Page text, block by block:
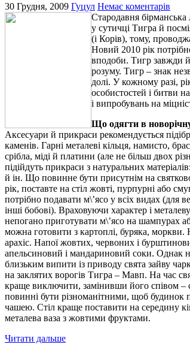
30 Грудня, 2009 Гуцул Немає коментарів
Стародавня
у сутичці Тигра й
(і Корів), тому,
Новий 2010 рік
вподоби. Тигр завжди
розуму. Тигр – знак
долі. У кожному разі,
особистостей і битви
і випробувань на
Що одягти в
Аксесуари й прикраси рекомендується
каменів. Гарні металеві кільця, намисто,
срібла, міді й платини (але не більш двох
підійдуть прикраси з натуральних
й ін. Що повинне бути присутнім на
рік, поставте на стіл жовті, пурпурні або
потрібно подавати м\’ясо у всіх видах (для
інші бобові). Враховуючи характер і
непогано приготувати м\’ясо на шампурах
можна готовити з картоплі, буряка, моркви.
арахіс. Напої жовтих, червоних і
апельсиновий і мандариновий соки. Однак
близьким випити із приводу свята зайву
на заклятих ворогів Тигра – Мавп. На час
краще виключити, замінивши його співом –
повинні бути різноманітними, щоб
чашею. Стіл краще поставити на середину
металева ваза з жовтими фруктами.
Читати дальше